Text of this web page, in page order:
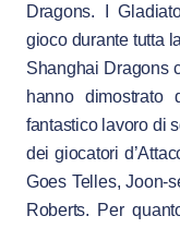
Dragons. I
gioco durante tutta
Shanghai Dragons
hanno
fantastico lavoro di
dei giocatori
Goes Telles, Joon-
Roberts. Per